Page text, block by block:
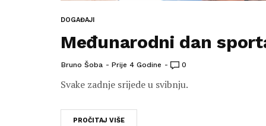
DOGAĐAJI
Međunarodni dan
Bruno Šoba Prije 4 Godine 0
Svake zadnje srijede u svibnju.
PROČITAJ VIŠE